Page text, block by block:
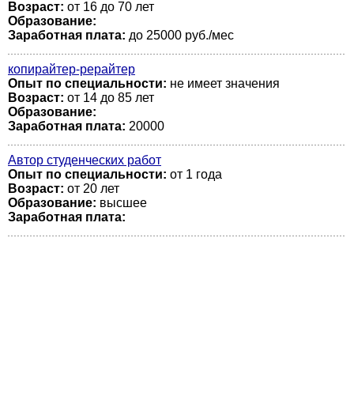
Возраст: от 16 до 70 лет
Образование:
Заработная плата: до 25000 руб./мес
копирайтер-рерайтер
Опыт по специальности: не имеет значения
Возраст: от 14 до 85 лет
Образование:
Заработная плата: 20000
Автор студенческих работ
Опыт по специальности: от 1 года
Возраст: от 20 лет
Образование: высшее
Заработная плата: